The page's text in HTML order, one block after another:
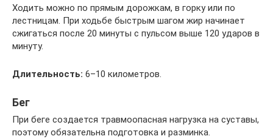
Ходить можно по прямым дорожкам, в горку или по
лестницам. При ходьбе быстрым шагом жир начинает
сжигаться после 20 минуты с пульсом выше 120 ударов в
минуту.
Длительность: 6–10 километров.
Бег
При беге создается травмоопасная нагрузка на суставы,
поэтому обязательна подготовка и разминка.